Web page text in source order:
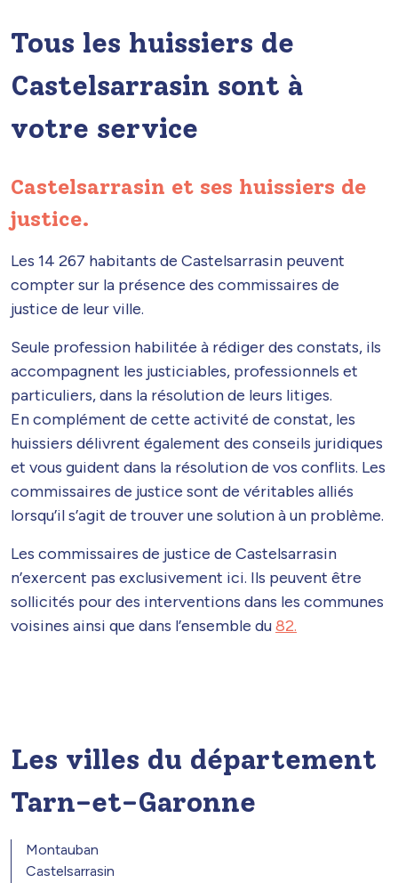
Tous les huissiers de
Castelsarrasin sont à
votre service
Castelsarrasin et ses huissiers de
justice.
Les 14 267 habitants de Castelsarrasin peuvent
compter sur la présence des commissaires de
justice de leur ville.
Seule profession habilitée à rédiger des constats, ils
accompagnent les justiciables, professionnels et
particuliers, dans la résolution de leurs litiges.
En complément de cette activité de constat, les
huissiers délivrent également des conseils juridiques
et vous guident dans la résolution de vos conflits. Les
commissaires de justice sont de véritables alliés
lorsqu’il s’agit de trouver une solution à un problème.
Les commissaires de justice de Castelsarrasin
n’exercent pas exclusivement ici. Ils peuvent être
sollicités pour des interventions dans les communes
voisines ainsi que dans l’ensemble du82.
Les villes du département
Tarn-et-Garonne
Montauban
Castelsarrasin